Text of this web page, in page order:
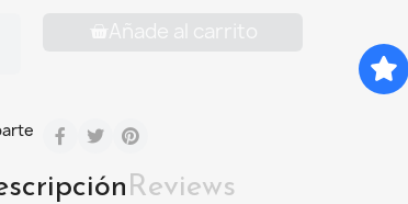
Añade al carrito
Reviews